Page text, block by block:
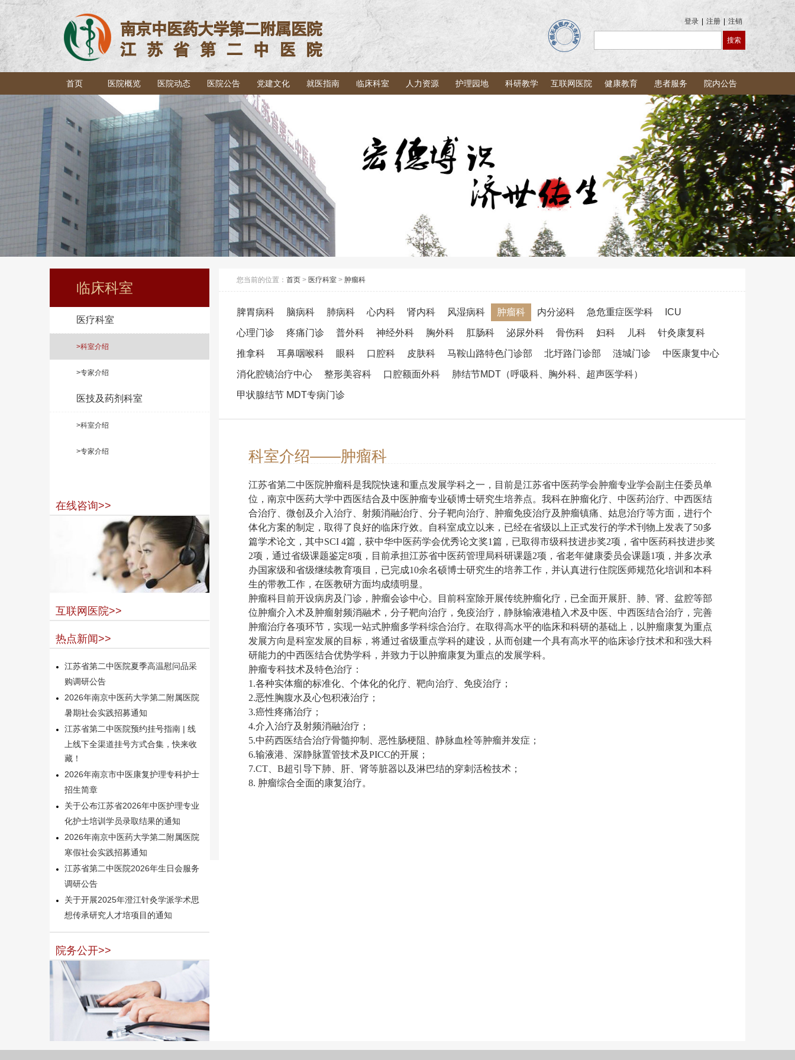
登录 注册 注销
首页 医院概览 医院动态 医院公告 党建文化 就医指南 临床科室 人力资源 护理园地 科研教学 互联网医院 健康教育 患者服务 院内公告
临床科室
医疗科室
>科室介绍
>专家介绍
医技及药剂科室
>科室介绍
>专家介绍
在线咨询>>
互联网医院>>
热点新闻>>
江苏省第二中医院夏季高温慰问品采
购调研公告
2026年南京中医药大学第二附属医院
暑期社会实践招募通知
江苏省第二中医院预约挂号指南 | 线
上线下全渠道挂号方式合集，快来收
藏！
2026年南京市中医康复护理专科护士
招生简章
关于公布江苏省2026年中医护理专业
化护士培训学员录取结果的通知
2026年南京中医药大学第二附属医院
寒假社会实践招募通知
江苏省第二中医院2026年生日会服务
调研公告
关于开展2025年澄江针灸学派学术思
想传承研究人才培项目的通知
院务公开>>
您当前的位置： 首页 > 医疗科室 > 肿瘤科
脾胃病科 脑病科 肺病科 心内科 肾内科 风湿病科 肿瘤科 内分泌科 急危重症医学科 ICU
心理门诊 疼痛门诊 普外科 神经外科 胸外科 肛肠科 泌尿外科 骨伤科 妇科 儿科 针灸康复科
推拿科 耳鼻咽喉科 眼科 口腔科 皮肤科 马鞍山路特色门诊部 北圩路门诊部 涟城门诊 中医康复中心
消化腔镜治疗中心 整形美容科 口腔额面外科 肺结节MDT（呼吸科、胸外科、超声医学科）
甲状腺结节 MDT专病门诊
科室介绍——肿瘤科
江苏省第二中医院肿瘤科是我院快速和重点发展学科之一，目前是江苏省中医药学会肿瘤专业学会副主任委员单
位，南京中医药大学中西医结合及中医肿瘤专业硕博士研究生培养点。我科在肿瘤化疗、中医药治疗、中西医结
合治疗、微创及介入治疗、射频消融治疗、分子靶向治疗、肿瘤免疫治疗及肿瘤镇痛、姑息治疗等方面，进行个
体化方案的制定，取得了良好的临床疗效。自科室成立以来，已经在省级以上正式发行的学术刊物上发表了50多
篇学术论文，其中SCI 4篇，获中华中医药学会优秀论文奖1篇，已取得市级科技进步奖2项，省中医药科技进步奖
2项，通过省级课题鉴定8项，目前承担江苏省中医药管理局科研课题2项，省老年健康委员会课题1项，并多次承
办国家级和省级继续教育项目，已完成10余名硕博士研究生的培养工作，并认真进行住院医师规范化培训和本科
生的带教工作，在医教研方面均成绩明显。
肿瘤科目前开设病房及门诊，肿瘤会诊中心。目前科室除开展传统肿瘤化疗，已全面开展肝、肺、肾、盆腔等部
位肿瘤介入术及肿瘤射频消融术，分子靶向治疗，免疫治疗，静脉输液港植入术及中医、中西医结合治疗，完善
肿瘤治疗各项环节，实现一站式肿瘤多学科综合治疗。在取得高水平的临床和科研的基础上，以肿瘤康复为重点
发展方向是科室发展的目标，将通过省级重点学科的建设，从而创建一个具有高水平的临床诊疗技术和和强大科
研能力的中西医结合优势学科，并致力于以肿瘤康复为重点的发展学科。
肿瘤专科技术及特色治疗：
1.各种实体瘤的标准化、个体化的化疗、靶向治疗、免疫治疗；
2.恶性胸腹水及心包积液治疗；
3.癌性疼痛治疗；
4.介入治疗及射频消融治疗；
5.中药西医结合治疗骨髓抑制、恶性肠梗阻、静脉血栓等肿瘤并发症；
6.输液港、深静脉置管技术及PICC的开展；
7.CT、B超引导下肺、肝、肾等脏器以及淋巴结的穿刺活检技术；
8. 肿瘤综合全面的康复治疗。